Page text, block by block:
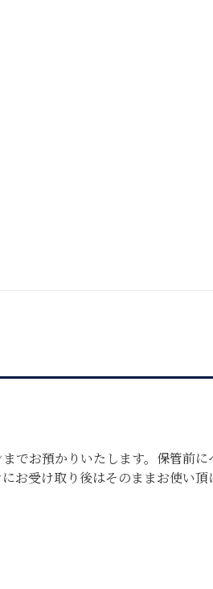
でお預かりいたします。保管前に
お受け取り後はそのままお使い頂